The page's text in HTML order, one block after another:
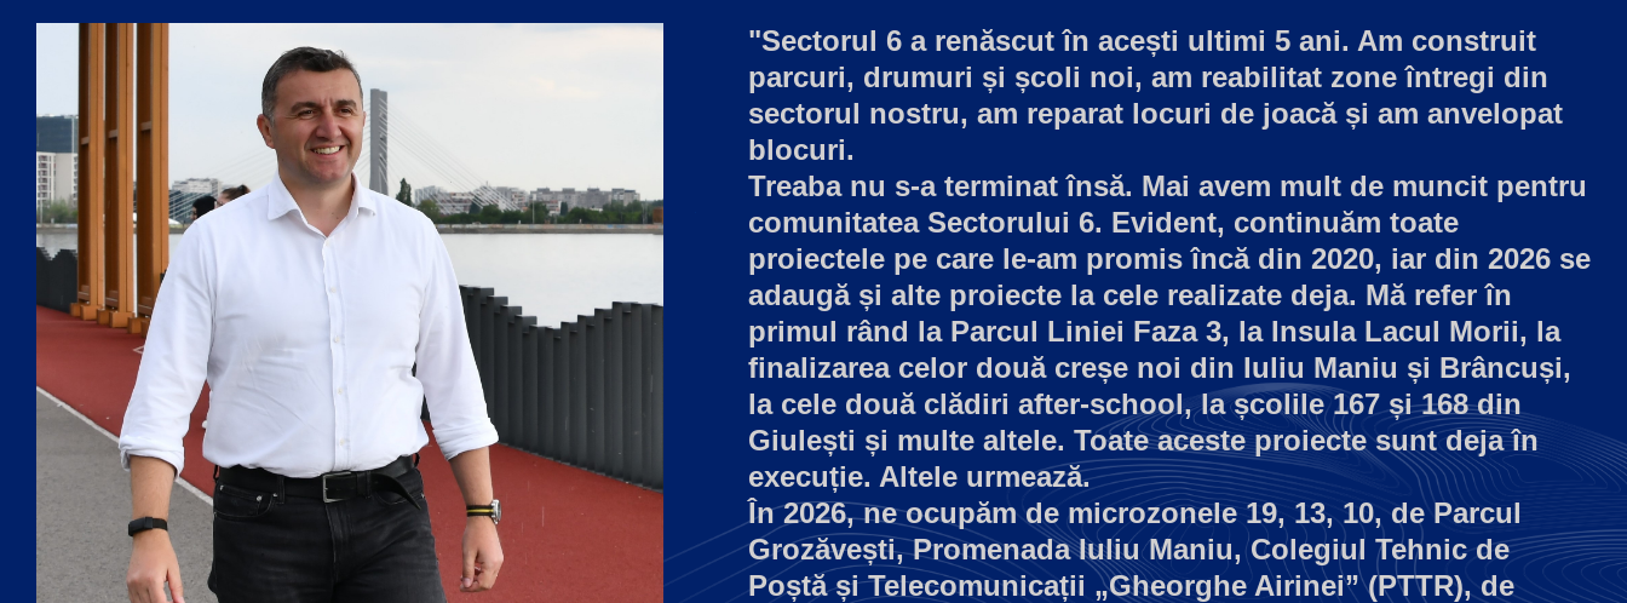
"Sectorul 6 a renăscut în acești ultimi 5 ani. Am construit
parcuri, drumuri și școli noi, am reabilitat zone întregi din
sectorul nostru, am reparat locuri de joacă și am anvelopat
blocuri.
Treaba nu s-a terminat însă. Mai avem mult de muncit pentru
comunitatea Sectorului 6. Evident, continuăm toate
proiectele pe care le-am promis încă din 2020, iar din 2026 se
adaugă și alte proiecte la cele realizate deja. Mă refer în
primul rând la Parcul Liniei Faza 3, la Insula Lacul Morii, la
finalizarea celor două creșe noi din Iuliu Maniu și Brâncuși,
la cele două clădiri after-school, la școlile 167 și 168 din
Giulești și multe altele. Toate aceste proiecte sunt deja în
execuție. Altele urmează.
În 2026, ne ocupăm de microzonele 19, 13, 10, de Parcul
Grozăvești, Promenada Iuliu Maniu, Colegiul Tehnic de
Poștă și Telecomunicații „Gheorghe Airinei” (PTTR), de